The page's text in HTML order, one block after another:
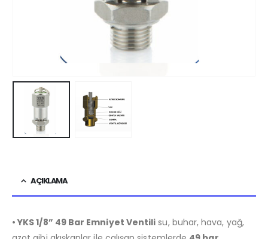
AÇIKLAMA
• YKS 1/8” 49 Bar Emniyet Ventili su, buhar, hava, yağ,